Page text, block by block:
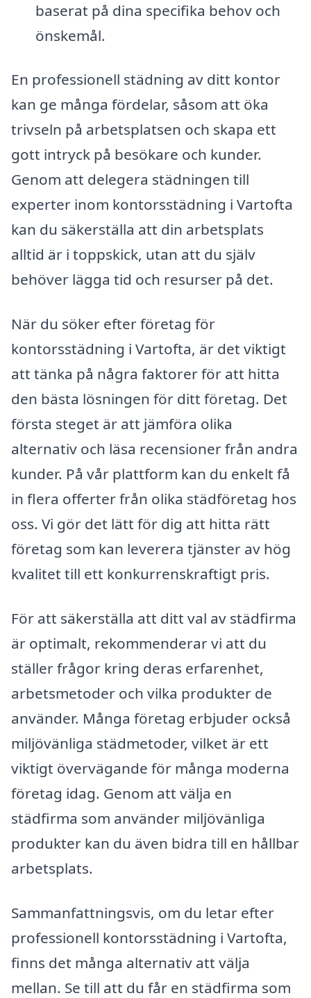
baserat på dina specifika behov och
önskemål.
En professionell städning av ditt kontor
kan ge många fördelar, såsom att öka
trivseln på arbetsplatsen och skapa ett
gott intryck på besökare och kunder.
Genom att delegera städningen till
experter inom kontorsstädning i Vartofta
kan du säkerställa att din arbetsplats
alltid är i toppskick, utan att du själv
behöver lägga tid och resurser på det.
När du söker efter företag för
kontorsstädning i Vartofta, är det viktigt
att tänka på några faktorer för att hitta
den bästa lösningen för ditt företag. Det
första steget är att jämföra olika
alternativ och läsa recensioner från andra
kunder. På vår plattform kan du enkelt få
in flera offerter från olika städföretag hos
oss. Vi gör det lätt för dig att hitta rätt
företag som kan leverera tjänster av hög
kvalitet till ett konkurrenskraftigt pris.
För att säkerställa att ditt val av städfirma
är optimalt, rekommenderar vi att du
ställer frågor kring deras erfarenhet,
arbetsmetoder och vilka produkter de
använder. Många företag erbjuder också
miljövänliga städmetoder, vilket är ett
viktigt övervägande för många moderna
företag idag. Genom att välja en
städfirma som använder miljövänliga
produkter kan du även bidra till en hållbar
arbetsplats.
Sammanfattningsvis, om du letar efter
professionell kontorsstädning i Vartofta,
finns det många alternativ att välja
mellan. Se till att du får en städfirma som